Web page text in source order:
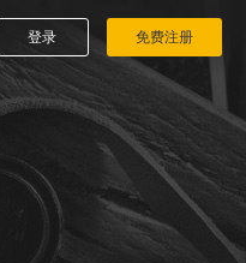
登录 免费注册